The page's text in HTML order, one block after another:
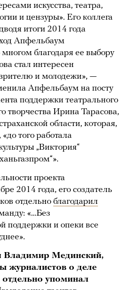
искусства, театра,
и цензуры». Его коллега
итоги 2014 года
Апфельбаум
благодаря ее выбору
стал интересен
и молодежи», —
Апфельбаум на посту
поддержки театрального
творчества Ирина Тарасова,
области, которая,
того работала
„Виктория“
проекта
2014 года, его создатель
отдельно благодарил
«…Без
поддержки и опеки все
Владимир Мединский,
журналистов о деле
отдельно упоминал